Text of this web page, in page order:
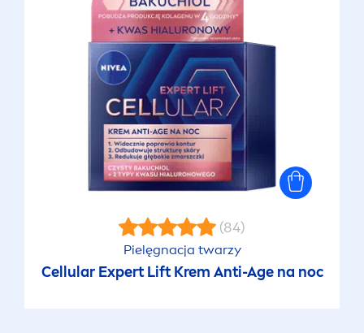
(84)
Pielęgnacja twarzy
CellularExpert Lift Krem Anti-Age na noc